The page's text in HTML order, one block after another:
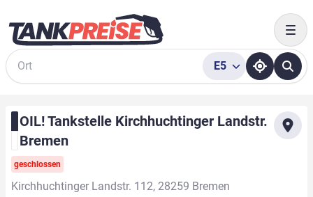
Suche
E5
OIL! Tankstelle Kirchhuchtinger Landstr.
Bremen
geschlossen
Kirchhuchtinger Landstr. 112, 28259 Bremen